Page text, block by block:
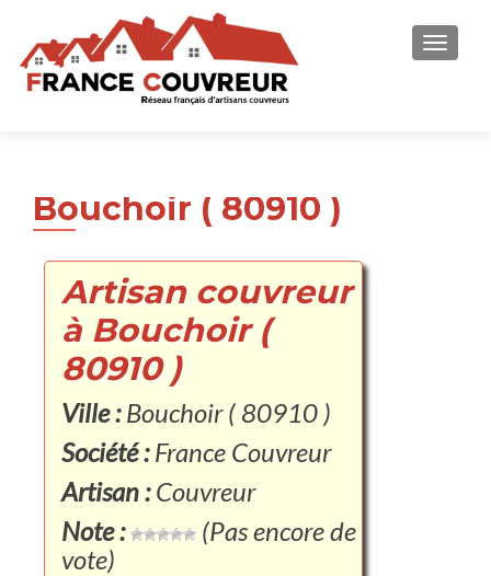
Bouchoir ( 80910 )
Artisan couvreur
à Bouchoir (
80910 )
Ville :Bouchoir ( 80910 )
Société :France Couvreur
Artisan :Couvreur
Note :
(Pas encore de
vote)